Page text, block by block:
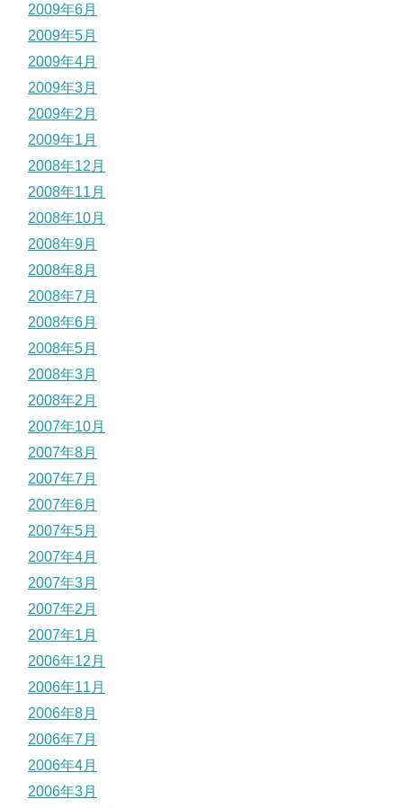
2009年6月
2009年5月
2009年4月
2009年3月
2009年2月
2009年1月
2008年12月
2008年11月
2008年10月
2008年9月
2008年8月
2008年7月
2008年6月
2008年5月
2008年3月
2008年2月
2007年10月
2007年8月
2007年7月
2007年6月
2007年5月
2007年4月
2007年3月
2007年2月
2007年1月
2006年12月
2006年11月
2006年8月
2006年7月
2006年4月
2006年3月